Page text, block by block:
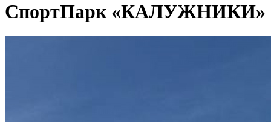
СпортПарк «КАЛУЖНИКИ»